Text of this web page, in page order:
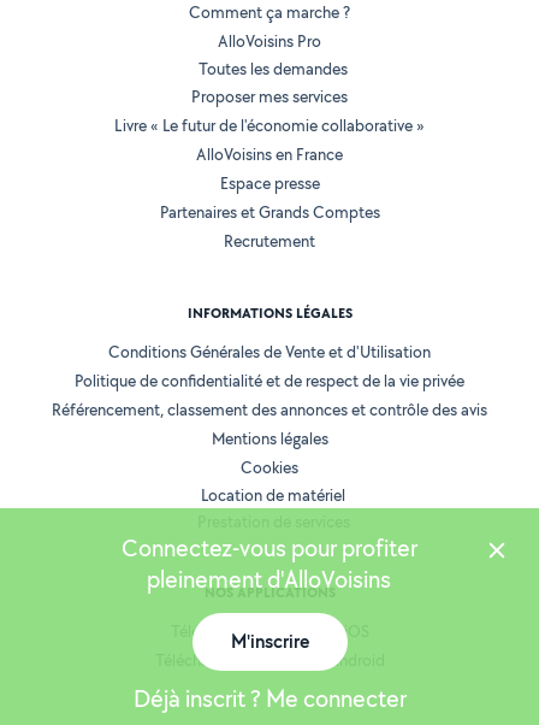
Comment ça marche ?
AlloVoisins Pro
Toutes les demandes
Proposer mes services
Livre « Le futur de l'économie collaborative »
AlloVoisins en France
Espace presse
Partenaires et Grands Comptes
Recrutement
INFORMATIONS LÉGALES
Conditions Générales de Vente et d'Utilisation
Politique de confidentialité et de respect de la vie privée
Référencement, classement des annonces et contrôle des avis
Mentions légales
Cookies
Location de matériel
NOS APPLICATIONS
Télécharger l’application iOS
Télécharger l’application Android
Connectez-vous pour profiter
pleinement d'AlloVoisins
M'inscrire
Déjà inscrit ? Me connecter